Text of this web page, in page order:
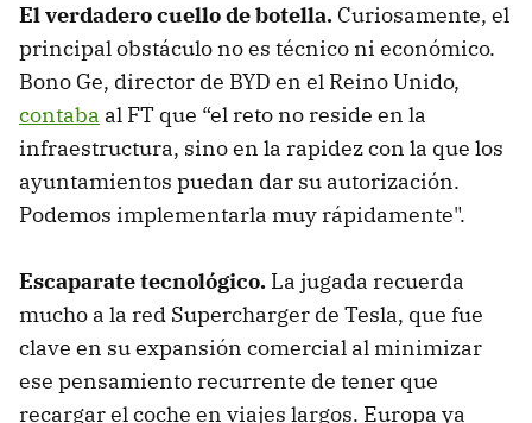
El verdadero cuello de botella. Curiosamente, el
principal obstáculo no es técnico ni económico.
Bono Ge, director de BYD en el Reino Unido,
contaba al FT que “el reto no reside en la
infraestructura, sino en la rapidez con la que los
ayuntamientos puedan dar su autorización.
Podemos implementarla muy rápidamente".
Escaparate tecnológico. La jugada recuerda
mucho a la red Supercharger de Tesla, que fue
clave en su expansión comercial al minimizar
ese pensamiento recurrente de tener que
recargar el coche en viajes largos. Europa ya